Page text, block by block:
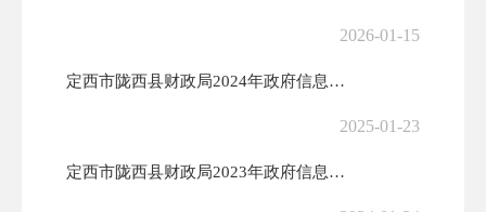
2026-01-15
定西市陇西县财政局2024年政府信息公开工作年度报告
2025-01-23
定西市陇西县财政局2023年政府信息公开工作年度报告